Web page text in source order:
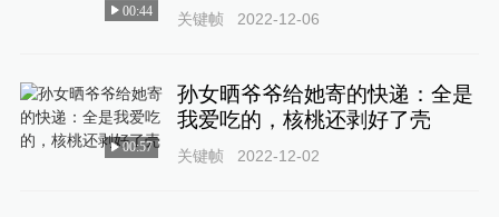
00:44 关键帧 2022-12-06
00:57
孙女晒爷爷给她寄的快递：全是
我爱吃的，核桃还剥好了壳
关键帧 2022-12-02